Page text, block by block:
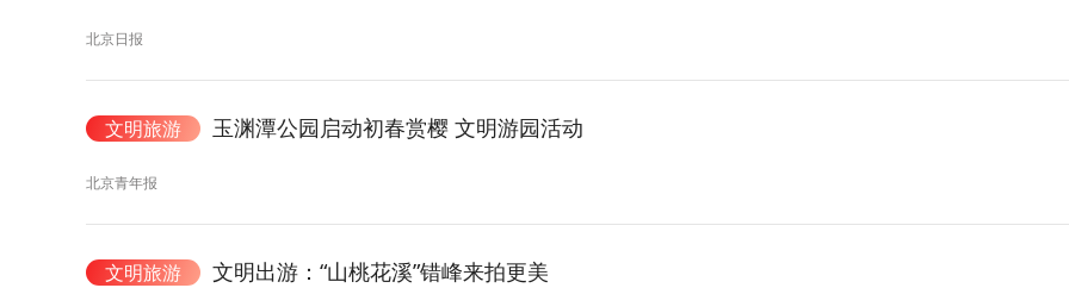
北京日报
文明旅游 玉渊潭公园启动初春赏樱 文明游园活动
北京青年报
文明旅游 文明出游：“山桃花溪”错峰来拍更美